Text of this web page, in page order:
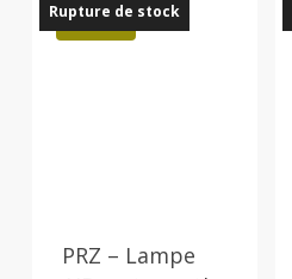
Rupture de stock
Promo !
PRZ – Lampe